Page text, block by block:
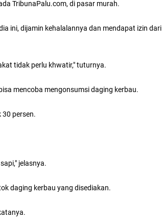
TribunaPalu.com, di pasar murah.
ini, dijamin kehalalannya dan mendapat izin dari
tidak perlu khwatir," tuturnya.
mencoba mengonsumsi daging kerbau.
persen.
jelasnya.
daging kerbau yang disediakan.